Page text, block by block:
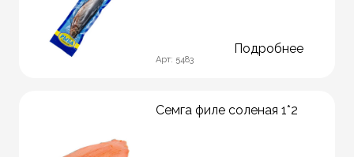
Арт: 5483
Подробнее
Семга филе соленая 1*2